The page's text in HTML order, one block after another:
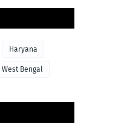
Haryana
West Bengal